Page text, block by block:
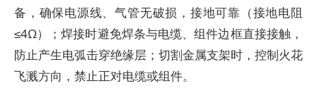
备，确保电源线、气管无破损，接地可靠（接地电阻
≤4Ω）；焊接时避免焊条与电缆、组件边框直接接触，
防止产生电弧击穿绝缘层；切割金属支架时，控制火花
飞溅方向，禁止正对电缆或组件。